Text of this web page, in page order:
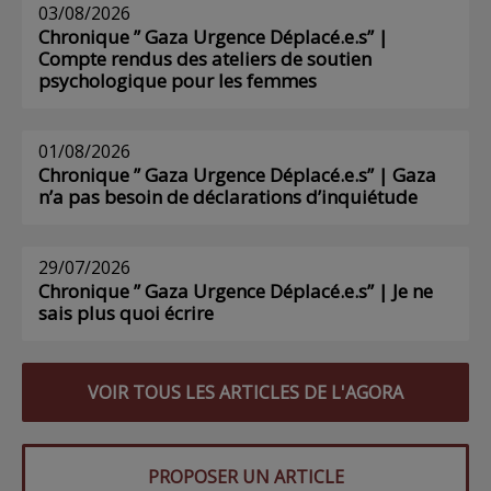
03/08/2026
Chronique ” Gaza Urgence Déplacé.e.s” |
Compte rendus des ateliers de soutien
psychologique pour les femmes
01/08/2026
Chronique ” Gaza Urgence Déplacé.e.s” | Gaza
n’a pas besoin de déclarations d’inquiétude
29/07/2026
Chronique ” Gaza Urgence Déplacé.e.s” | Je ne
sais plus quoi écrire
VOIR TOUS LES ARTICLES DE L'AGORA
PROPOSER UN ARTICLE